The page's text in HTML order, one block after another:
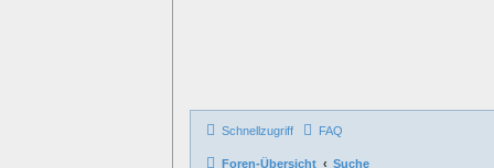
Schnellzugriff FAQ
Foren-Übersicht Suche